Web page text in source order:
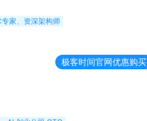
家、资深架构师
极客时间官网优惠购买